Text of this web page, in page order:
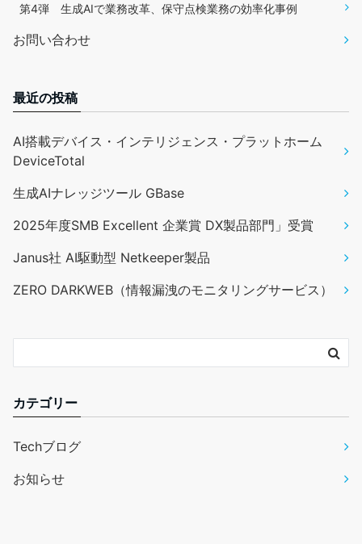
第4弾 生成AIで業務改革、保守点検業務の効率化事例
お問い合わせ
最近の投稿
AI搭載デバイス・インテリジェンス・プラットホーム
DeviceTotal
生成AIナレッジツール GBase
2025年度SMB Excellent 企業賞 DX製品部門」受賞
Janus社 AI駆動型 Netkeeper製品
ZERO DARKWEB（情報漏洩のモニタリングサービス）
カテゴリー
Techブログ
お知らせ